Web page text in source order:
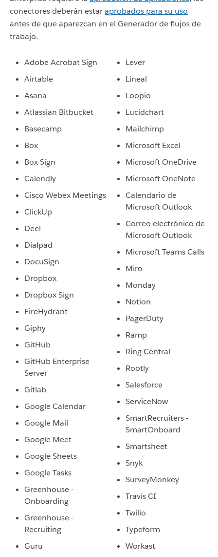
conectores deberán estaraprobados para su uso
antes de que aparezcan en el Generador de flujos de
trabajo.
Adobe Acrobat Sign
Airtable
Asana
Atlassian Bitbucket
Basecamp
Box
Box Sign
Calendly
Cisco Webex Meetings
ClickUp
Deel
Dialpad
DocuSign
Dropbox
Dropbox Sign
FireHydrant
Giphy
GitHub
GitHub Enterprise
Server
Gitlab
Google Calendar
Google Mail
Google Meet
Google Sheets
Google Tasks
Greenhouse -
Onboarding
Greenhouse -
Recruiting
Guru
Lever
Lineal
Loopio
Lucidchart
Mailchimp
Microsoft Excel
Microsoft OneDrive
Microsoft OneNote
Calendario de
Microsoft Outlook
Correo electrónico de
Microsoft Outlook
Microsoft Teams Calls
Miro
Monday
Notion
PagerDuty
Ramp
Ring Central
Rootly
Salesforce
ServiceNow
SmartRecruiters -
SmartOnboard
Smartsheet
Snyk
SurveyMonkey
Travis CI
Twilio
Typeform
Workast